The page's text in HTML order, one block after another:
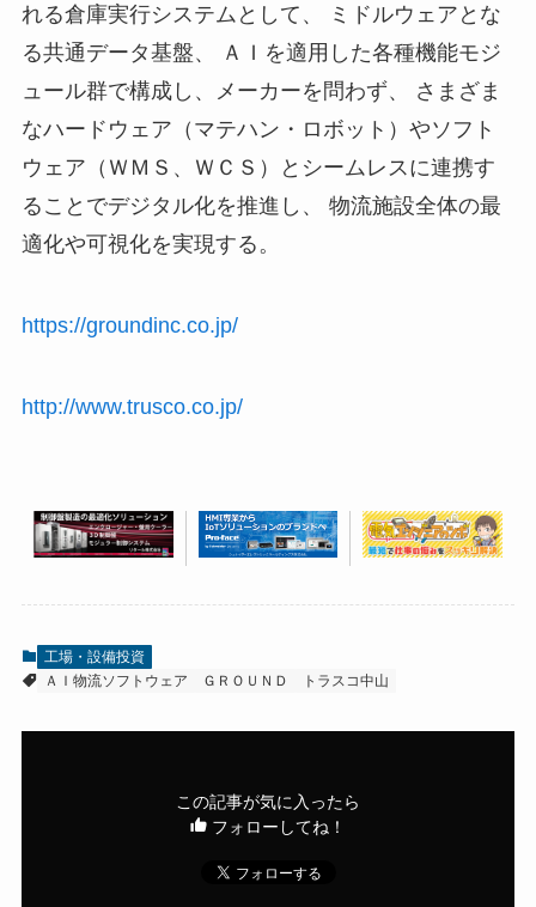
れる倉庫実行システムとして、 ミドルウェアとな
る共通データ基盤、 ＡＩを適用した各種機能モジ
ュール群で構成し、メーカーを問わず、 さまざま
なハードウェア（マテハン・ロボット）やソフト
ウェア（ＷＭＳ、ＷＣＳ）とシームレスに連携す
ることでデジタル化を推進し、 物流施設全体の最
適化や可視化を実現する。
https://groundinc.co.jp/
http://www.trusco.co.jp/
工場・設備投資
ＡＩ物流ソフトウェア
ＧＲＯＵＮＤ トラスコ中山
この記事が気に入ったら
フォローしてね！